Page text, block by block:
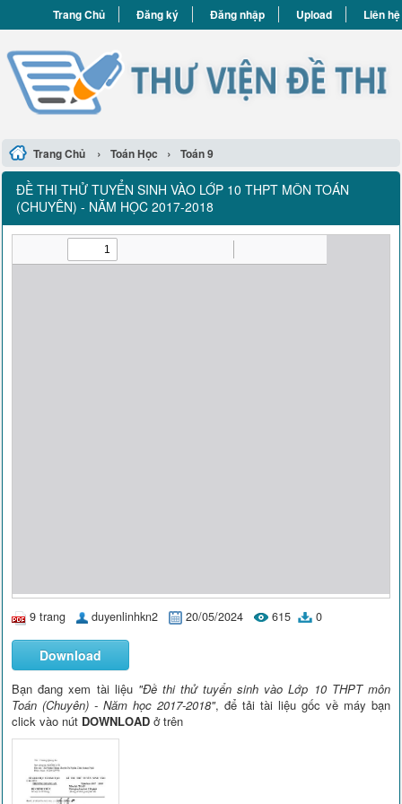
Trang Chủ Đăng ký Đăng nhập Upload Liên hệ
Trang Chủ › Toán Học › Toán 9
ĐỀ THI THỬ TUYỂN SINH VÀO LỚP 10 THPT MÔN TOÁN
(CHUYÊN) - NĂM HỌC 2017-2018
9 trang duyenlinhkn2 20/05/2024 615 0
Download
Bạn đang xem tài liệu "Đề thi thử tuyển sinh vào Lớp 10 THPT môn
Toán (Chuyên) - Năm học 2017-2018", để tải tài liệu gốc về máy bạn
click vào nút DOWNLOAD ở trên